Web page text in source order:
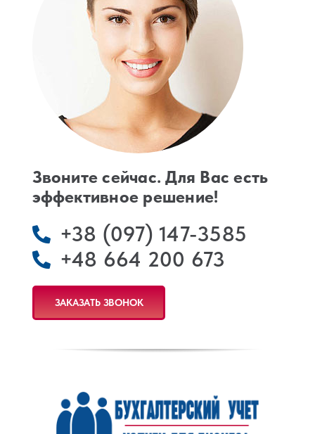
Звоните сейчас. Для Вас есть
эффективное решение!
+38 (097) 147-3585
+48 664 200 673
ЗАКАЗАТЬ ЗВОНОК